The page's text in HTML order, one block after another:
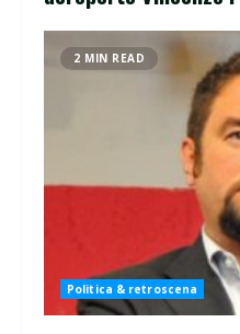
2 MIN READ
Politica & retroscena